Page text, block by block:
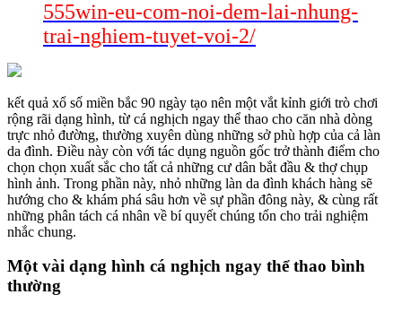
555win-eu-com-noi-dem-lai-nhung-
trai-nghiem-tuyet-voi-2/
kết quả xổ số miền bắc 90 ngày tạo nên một vắt kỉnh giới trò chơi
rộng rãi dạng hình, từ cá nghịch ngay thể thao cho căn nhà dòng
trực nhỏ đường, thường xuyên dùng những sở phù hợp của cả làn
da đình. Điều này còn với tác dụng nguồn gốc trở thành điểm cho
chọn chọn xuất sắc cho tất cả những cư dân bắt đầu & thợ chụp
hình ảnh. Trong phần này, nhỏ những làn da đình khách hàng sẽ
hướng cho & khám phá sâu hơn về sự phần đông này, & cùng rất
những phân tách cá nhân về bí quyết chúng tổn cho trải nghiệm
nhắc chung.
Một vài dạng hình cá nghịch ngay thể thao bình
thường